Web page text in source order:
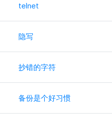
telnet
隐写
抄错的字符
备份是个好习惯